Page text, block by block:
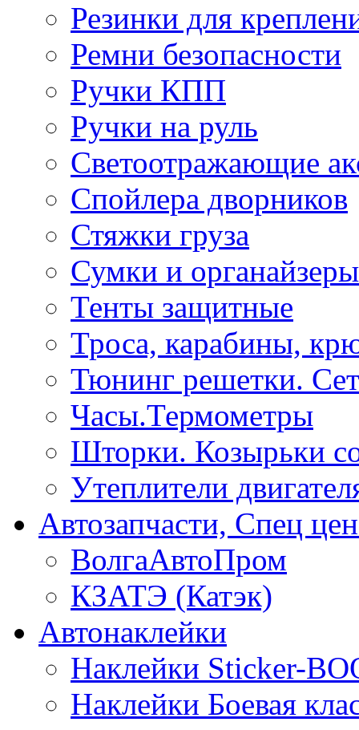
Резинки для
Ремни безопасности
Ручки КПП
Ручки на руль
Светоотражающие
Спойлера дворников
Стяжки груза
Сумки и органайзеры
Тенты защитные
Троса, карабины,
Тюнинг решетки.
Часы.Термометры
Шторки. Козырьки
Утеплители
Автозапчасти, Спец
ВолгаАвтоПром
КЗАТЭ (Катэк)
Автонаклейки
Наклейки Sticker-
Наклейки Боевая